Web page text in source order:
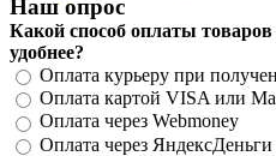
Наш опрос
Какой способ оплаты
удобнее?
Оплата курьеру при
Оплата картой VISA или
Оплата через Webmoney
Оплата через ЯндексДеньги